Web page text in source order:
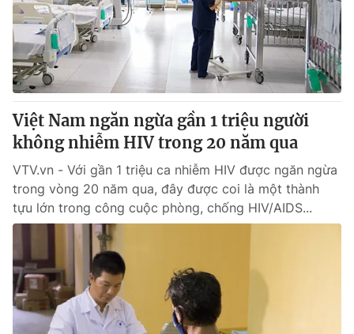
Học trực tuyến
Hitech Công nghệ tương lai
Sản phẩm
Thị trường
Tư vấn
Giao lưu trực tuyến
Lịch phát sóng
Chuyên mục khác
Emagazine Podcast
Photo Infographic
Video
VTV Money VTV Thể thao
Việt Nam ngăn ngừa gần 1 triệu người
không nhiễm HIV trong 20 năm qua
VTV.vn - Với gần 1 triệu ca nhiễm HIV được ngăn ngừa
trong vòng 20 năm qua, đây được coi là một thành
tựu lớn trong công cuộc phòng, chống HIV/AIDS...